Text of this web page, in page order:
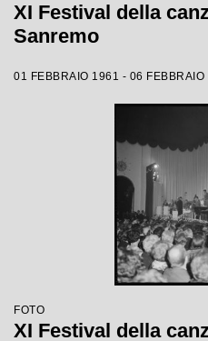
XI Festival della
Sanremo
01 FEBBRAIO 1961 - 06 FEBBRAIO
FOTO
XI Festival della